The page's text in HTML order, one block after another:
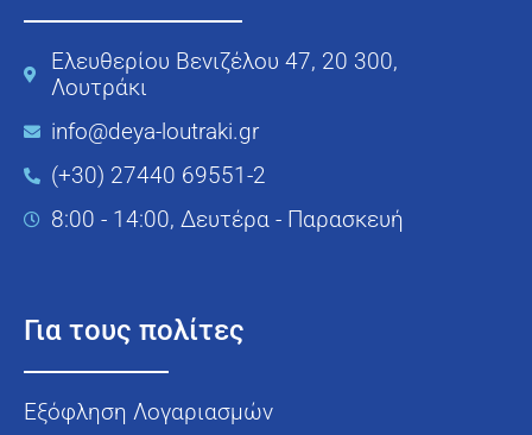
Ελευθερίου Βενιζέλου 47, 20 300,
Λουτράκι
info@deya-loutraki.gr
(+30) 27440 69551-2
8:00 - 14:00, Δευτέρα - Παρασκευή
Για τους πολίτες
Εξόφληση Λογαριασμών